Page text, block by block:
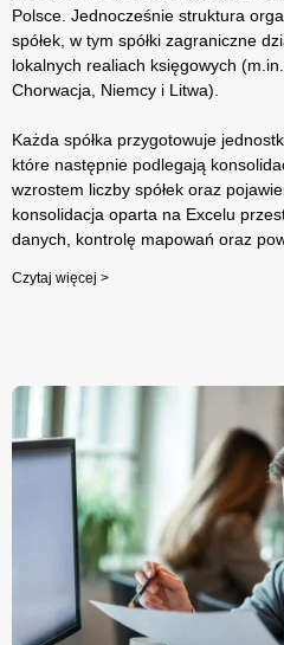
Polsce. Jednocześnie struktura
spółek, w tym spółki zagraniczne
lokalnych realiach księgowych
Chorwacja, Niemcy i Litwa).
Każda spółka przygotowuje
które następnie podlegają
wzrostem liczby spółek oraz
konsolidacja oparta na Excelu
danych, kontrolę mapowań oraz
Czytaj więcej >